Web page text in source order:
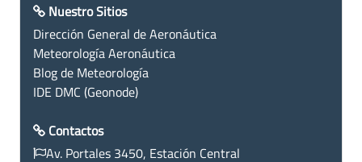
Nuestro Sitios
Dirección General de Aeronáutica
Meteorología Aeronáutica
Blog de Meteorología
IDE DMC (Geonode)
Contactos
Av. Portales 3450, Estación Central